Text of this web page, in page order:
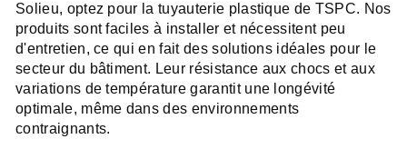
Solieu, optez pour la tuyauterie plastique de TSPC. Nos
produits sont faciles à installer et nécessitent peu
d'entretien, ce qui en fait des solutions idéales pour le
secteur du bâtiment. Leur résistance aux chocs et aux
variations de température garantit une longévité
optimale, même dans des environnements
contraignants.